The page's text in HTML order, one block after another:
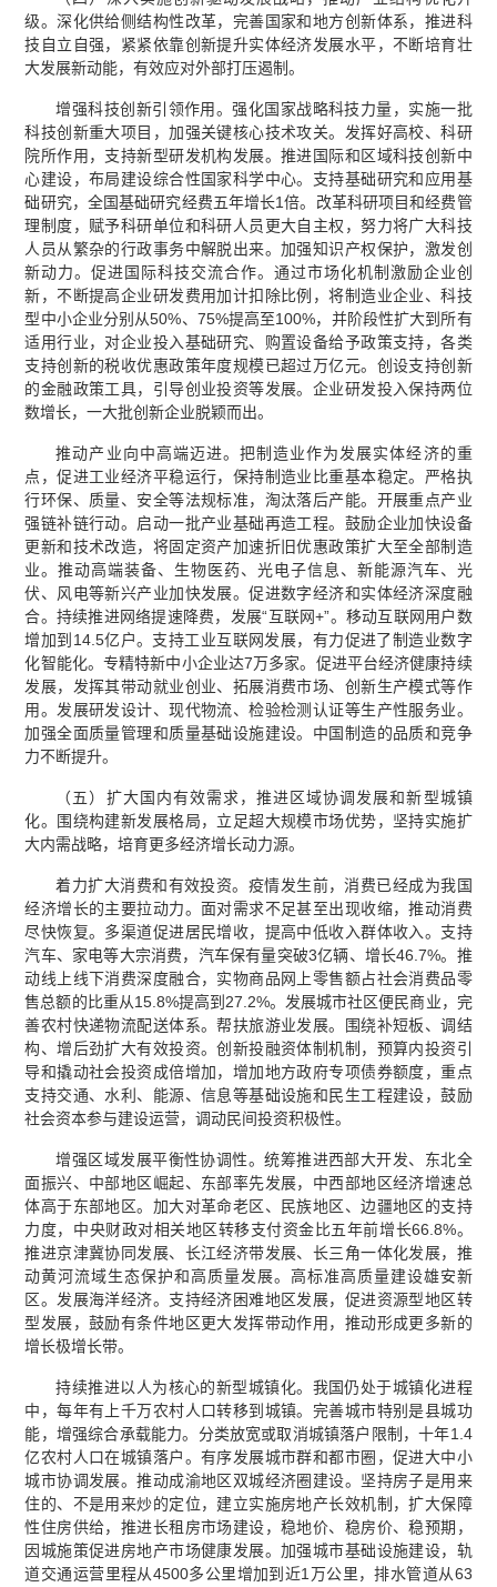
级。深化供给侧结构性改革，完善国家和地方创新体系，推进科
技自立自强，紧紧依靠创新提升实体经济发展水平，不断培育壮
大发展新动能，有效应对外部打压遏制。
增强科技创新引领作用。强化国家战略科技力量，实施一批
科技创新重大项目，加强关键核心技术攻关。发挥好高校、科研
院所作用，支持新型研发机构发展。推进国际和区域科技创新中
心建设，布局建设综合性国家科学中心。支持基础研究和应用基
础研究，全国基础研究经费五年增长1倍。改革科研项目和经费管
理制度，赋予科研单位和科研人员更大自主权，努力将广大科技
人员从繁杂的行政事务中解脱出来。加强知识产权保护，激发创
新动力。促进国际科技交流合作。通过市场化机制激励企业创
新，不断提高企业研发费用加计扣除比例，将制造业企业、科技
型中小企业分别从50%、75%提高至100%，并阶段性扩大到所有
适用行业，对企业投入基础研究、购置设备给予政策支持，各类
支持创新的税收优惠政策年度规模已超过万亿元。创设支持创新
的金融政策工具，引导创业投资等发展。企业研发投入保持两位
数增长，一大批创新企业脱颖而出。
推动产业向中高端迈进。把制造业作为发展实体经济的重
点，促进工业经济平稳运行，保持制造业比重基本稳定。严格执
行环保、质量、安全等法规标准，淘汰落后产能。开展重点产业
强链补链行动。启动一批产业基础再造工程。鼓励企业加快设备
更新和技术改造，将固定资产加速折旧优惠政策扩大至全部制造
业。推动高端装备、生物医药、光电子信息、新能源汽车、光
伏、风电等新兴产业加快发展。促进数字经济和实体经济深度融
合。持续推进网络提速降费，发展“互联网+”。移动互联网用户数
增加到14.5亿户。支持工业互联网发展，有力促进了制造业数字
化智能化。专精特新中小企业达7万多家。促进平台经济健康持续
发展，发挥其带动就业创业、拓展消费市场、创新生产模式等作
用。发展研发设计、现代物流、检验检测认证等生产性服务业。
加强全面质量管理和质量基础设施建设。中国制造的品质和竞争
力不断提升。
（五）扩大国内有效需求，推进区域协调发展和新型城镇
化。围绕构建新发展格局，立足超大规模市场优势，坚持实施扩
大内需战略，培育更多经济增长动力源。
着力扩大消费和有效投资。疫情发生前，消费已经成为我国
经济增长的主要拉动力。面对需求不足甚至出现收缩，推动消费
尽快恢复。多渠道促进居民增收，提高中低收入群体收入。支持
汽车、家电等大宗消费，汽车保有量突破3亿辆、增长46.7%。推
动线上线下消费深度融合，实物商品网上零售额占社会消费品零
售总额的比重从15.8%提高到27.2%。发展城市社区便民商业，完
善农村快递物流配送体系。帮扶旅游业发展。围绕补短板、调结
构、增后劲扩大有效投资。创新投融资体制机制，预算内投资引
导和撬动社会投资成倍增加，增加地方政府专项债券额度，重点
支持交通、水利、能源、信息等基础设施和民生工程建设，鼓励
社会资本参与建设运营，调动民间投资积极性。
增强区域发展平衡性协调性。统筹推进西部大开发、东北全
面振兴、中部地区崛起、东部率先发展，中西部地区经济增速总
体高于东部地区。加大对革命老区、民族地区、边疆地区的支持
力度，中央财政对相关地区转移支付资金比五年前增长66.8%。
推进京津冀协同发展、长江经济带发展、长三角一体化发展，推
动黄河流域生态保护和高质量发展。高标准高质量建设雄安新
区。发展海洋经济。支持经济困难地区发展，促进资源型地区转
型发展，鼓励有条件地区更大发挥带动作用，推动形成更多新的
增长极增长带。
持续推进以人为核心的新型城镇化。我国仍处于城镇化进程
中，每年有上千万农村人口转移到城镇。完善城市特别是县城功
能，增强综合承载能力。分类放宽或取消城镇落户限制，十年1.4
亿农村人口在城镇落户。有序发展城市群和都市圈，促进大中小
城市协调发展。推动成渝地区双城经济圈建设。坚持房子是用来
住的、不是用来炒的定位，建立实施房地产长效机制，扩大保障
性住房供给，推进长租房市场建设，稳地价、稳房价、稳预期，
因城施策促进房地产市场健康发展。加强城市基础设施建设，轨
道交通运营里程从4500多公里增加到近1万公里，排水管道从63